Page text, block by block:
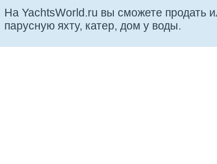
На YachtsWorld.ru вы сможете продать
парусную яхту, катер, дом у воды.